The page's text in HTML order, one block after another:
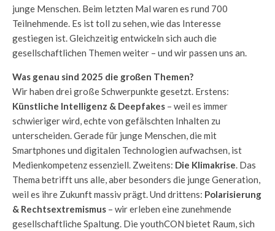
junge Menschen. Beim letzten Mal waren es rund 700
Teilnehmende. Es ist toll zu sehen, wie das Interesse
gestiegen ist. Gleichzeitig entwickeln sich auch die
gesellschaftlichen Themen weiter – und wir passen uns an.
Was genau sind 2025 die großen Themen?
Wir haben drei große Schwerpunkte gesetzt. Erstens:
Künstliche Intelligenz & Deepfakes – weil es immer
schwieriger wird, echte von gefälschten Inhalten zu
unterscheiden. Gerade für junge Menschen, die mit
Smartphones und digitalen Technologien aufwachsen, ist
Medienkompetenz essenziell. Zweitens: Die Klimakrise . Das
Thema betrifft uns alle, aber besonders die junge Generation,
weil es ihre Zukunft massiv prägt. Und drittens: Polarisierung
& Rechtsextremismus – wir erleben eine zunehmende
gesellschaftliche Spaltung. Die youthCON bietet Raum, sich